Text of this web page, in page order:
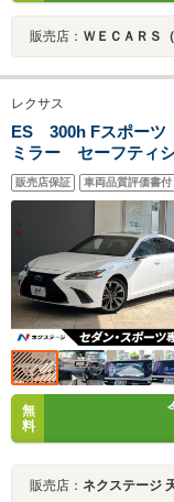
販売店： ＷＥＣＡＲＳ
レクサス
ES 300h Fスポー
ミラー セーフティ
ミ ブラインドスポ
ト 革巻きステアリ
販売店保証 車両品質評価書付
無
料
販売店： ネクステージ